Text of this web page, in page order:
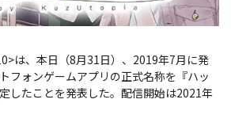
は、本日（8月31日）、2019年7月に発
フォンゲームアプリの正式名称を『ハッ
したことを発表した。配信開始は2021年